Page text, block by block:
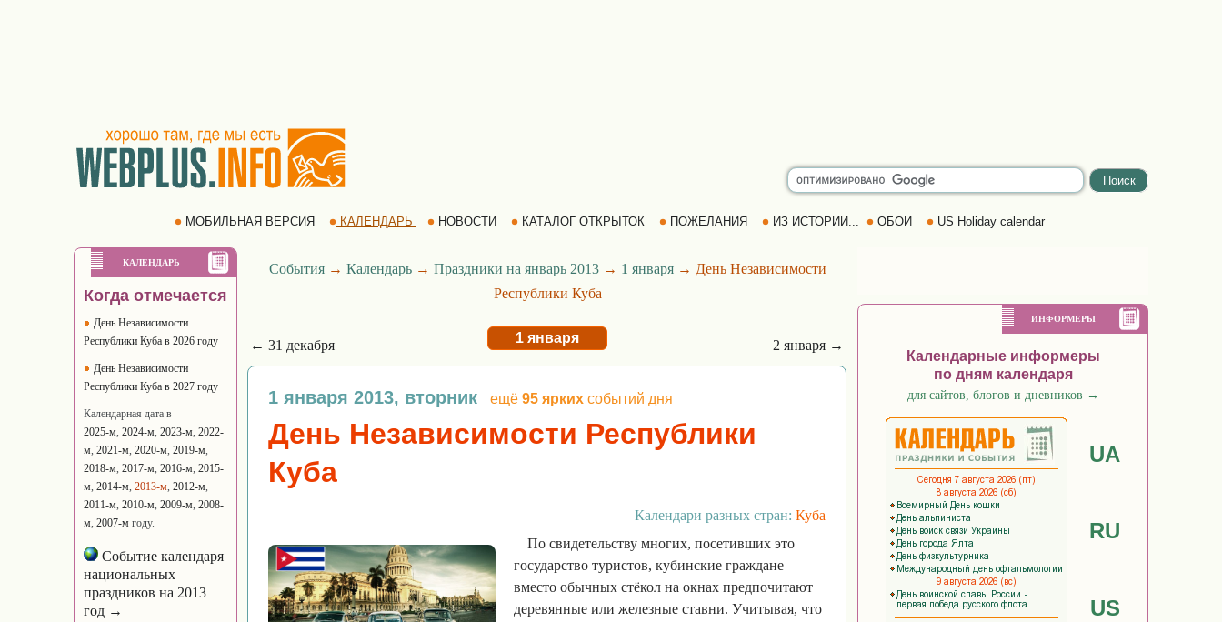
МОБИЛЬНАЯ ВЕРСИЯ КАЛЕНДАРЬ НОВОСТИ КАТАЛОГ ОТКРЫТОК ПОЖЕЛАНИЯ ИЗ ИСТОРИИ... ОБОИ US Holiday calendar
КАЛЕНДАРЬ
Когда отмечается
День Независимости
Республики Куба в 2026 году
День Независимости
Республики Куба в 2027 году
Календарная дата в
2025-м, 2024-м, 2023-м, 2022-
м, 2021-м, 2020-м, 2019-м,
2018-м, 2017-м, 2016-м, 2015-
м, 2014-м, 2013-м, 2012-м,
2011-м, 2010-м, 2009-м, 2008-
м, 2007-м году.
Событие календаря
национальных
праздников на 2013
год →
События→ Календарь→ Праздники на январь 2013→ 1 января→ День Независимости
Республики Куба
← 31 декабря 1 января 2 января →
1 января 2013, вторник ещё 95 ярких событий дня
День Независимости Республики
Куба
Календари разных стран: Куба
По свидетельству многих, посетивших это
государство туристов, кубинские граждане
вместо обычных стёкол на окнах предпочитают
деревянные или железные ставни. Учитывая, что
ИНФОРМЕРЫ
Календарные информеры
по дням календаря
для сайтов, блогов и дневников →
UA
RU
US